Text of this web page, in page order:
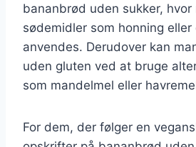
bananbrød uden sukker, hvor
sødemidler som honning
anvendes. Derudover kan
uden gluten ved at bruge
som mandelmel eller
For dem, der følger en